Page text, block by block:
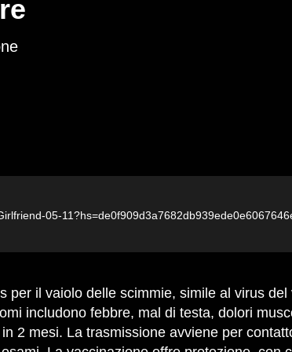
05-
includono febbre, mal di testa, dolori
2 mesi. La trasmissione avviene per